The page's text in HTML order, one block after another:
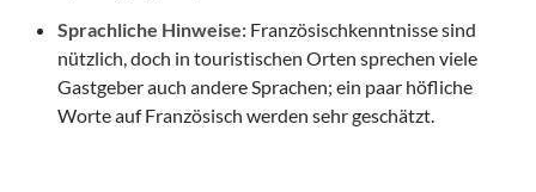
Sprachliche Hinweise: Französischkenntnisse sind
nützlich, doch in touristischen Orten sprechen viele
Gastgeber auch andere Sprachen; ein paar höfliche
Worte auf Französisch werden sehr geschätzt.